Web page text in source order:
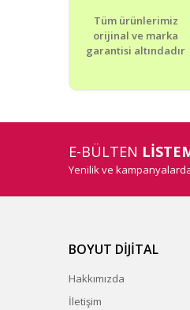
Tüm ürünlerimiz
orijinal ve marka
garantisi altındadır
E-BÜLTEN
Yenilik ve
BOYUT DİJİTAL
Hakkımızda
İletişim